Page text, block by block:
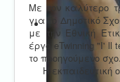
Με τον καλύτερο
για το Δημοτικό
με την Εθνική
έργο eTwinning "I' ll
το προηγούμενο
Η εκπαιδευτική